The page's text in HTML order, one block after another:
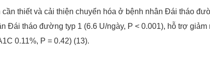
thiết và cải thiện chuyển hóa ở bệnh nhân Đái tháo
Đái tháo đường typ 1 (6.6 U/ngày, P < 0.001), hỗ trợ
0.11%, P = 0.42) (13).